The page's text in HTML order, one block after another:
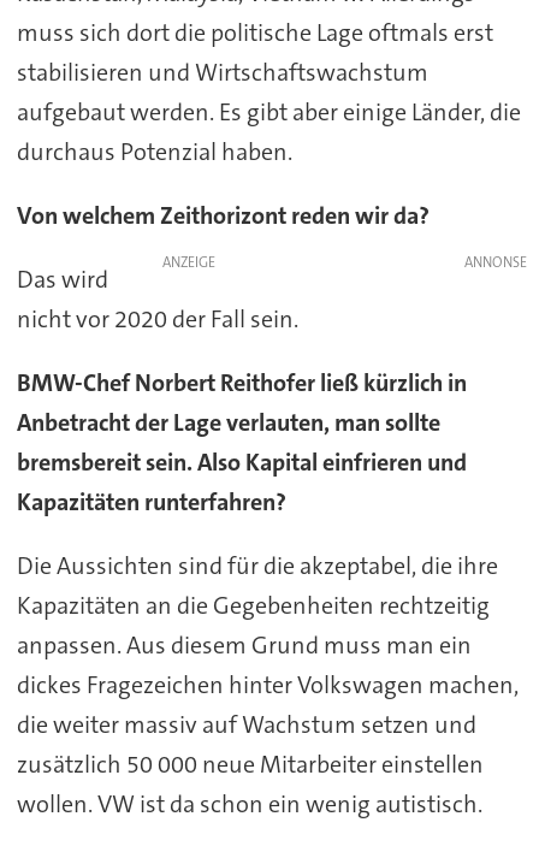
muss sich dort die politische Lage oftmals erst
stabilisieren und Wirtschaftswachstum
aufgebaut werden. Es gibt aber einige Länder, die
durchaus Potenzial haben.
Von welchem Zeithorizont reden wir da?
ANZEIGE
Das wird
nicht vor 2020 der Fall sein.
BMW-Chef Norbert Reithofer ließ kürzlich in
Anbetracht der Lage verlauten, man sollte
bremsbereit sein. Also Kapital einfrieren und
Kapazitäten runterfahren?
Die Aussichten sind für die akzeptabel, die ihre
Kapazitäten an die Gegebenheiten rechtzeitig
anpassen. Aus diesem Grund muss man ein
dickes Fragezeichen hinter Volkswagen machen,
die weiter massiv auf Wachstum setzen und
zusätzlich 50 000 neue Mitarbeiter einstellen
wollen. VW ist da schon ein wenig autistisch.